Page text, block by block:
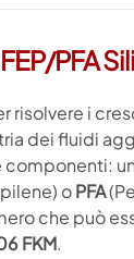
PFA
risolvere i
dei fluidi
oPFA
che può
FKM.